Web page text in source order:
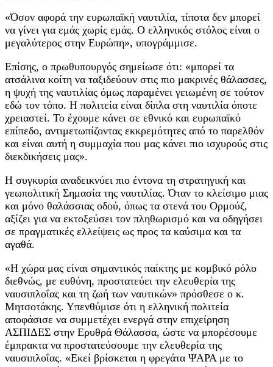
«Όσον αφορά την ευρωπαϊκή ναυτιλία, τίποτα δεν μπορεί
να γίνει για εμάς χωρίς εμάς. Ο ελληνικός στόλος είναι ο
μεγαλύτερος στην Ευρώπη», υπογράμμισε.
Επίσης, ο πρωθυπουργός σημείωσε ότι: «μπορεί τα
ατσάλινα κοίτη να ταξιδεύουν στις πιο μακρινές θάλασσες,
η ψυχή της ναυτιλίας όμως παραμένει γειωμένη σε τούτον
εδώ τον τόπο. Η πολιτεία είναι δίπλα στη ναυτιλία όποτε
χρειαστεί. Το έχουμε κάνει σε εθνικό και ευρωπαϊκό
επίπεδο, αντιμετωπίζοντας εκκρεμότητες από το παρελθόν
και είναι αυτή η συμμαχία που μας κάνει πιο ισχυρούς στις
διεκδικήσεις μας».
Η συγκυρία αναδεικνύει πιο έντονα τη στρατηγική και
γεωπολιτική Σημασία της ναυτιλίας. Όταν το κλείσιμο μιας
και μόνο θαλάσσιας οδού, όπως τα στενά του Ορμούζ,
αξίζει για να εκτοξεύσει τον πληθωρισμό και να οδηγήσει
σε πραγματικές ελλείψεις ως προς τα καύσιμα και τα
αγαθά.
«Η χώρα μας είναι σημαντικός παίκτης με κομβικό ρόλο
διεθνώς, με ευθύνη, προστατεύει την ελευθερία της
ναυσιπλοΐας και τη ζωή των ναυτικών» πρόσθεσε ο κ.
Μητσοτάκης. Υπενθύμισε ότι η ελληνική πολιτεία
αποφάσισε να συμμετέχει ενεργά στην επιχείρηση
ΑΣΠΙΔΕΣ στην Ερυθρά Θάλασσα, ώστε να μπορέσουμε
έμπρακτα να προστατεύσουμε την ελευθερία της
ναυσιπλοΐας. «Εκεί βρίσκεται η φρεγάτα ΨΑΡΑ με το